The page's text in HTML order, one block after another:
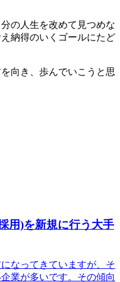
の人生を改めて見つめな
納得のいくゴールにたど
向き、歩んでいこうと思
用)を新規に行う大手
なってきていますが、そ
業が多いです。その傾向